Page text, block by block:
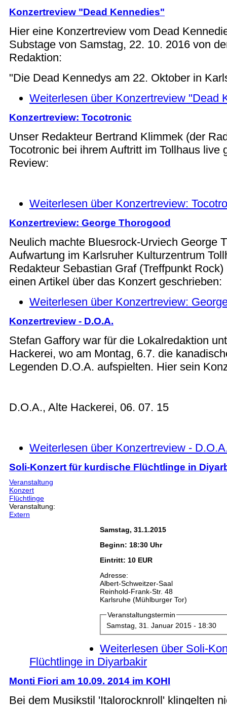
Konzertreview "Dead Kennedies"
Hier eine Konzertreview vom Dead
Substage von Samstag, 22. 10. 2016 von
Redaktion:
"Die Dead Kennedys am 22. Oktober in
Weiterlesen über Konzertreview "Dead
Konzertreview: Tocotronic
Unser Redakteur Bertrand Klimmek (der
Tocotronic bei ihrem Auftritt im Tollhaus live
Review:
Weiterlesen über Konzertreview:
Konzertreview: George Thorogood
Neulich machte Bluesrock-Urviech George
Aufwartung im Karlsruher Kulturzentrum
Redakteur Sebastian Graf (Treffpunkt
einen Artikel über das Konzert geschrieben:
Weiterlesen über Konzertreview:
Konzertreview - D.O.A.
Stefan Gaffory war für die Lokalredaktion
Hackerei, wo am Montag, 6.7. die
Legenden D.O.A. aufspielten. Hier sein
D.O.A., Alte Hackerei, 06. 07. 15
Weiterlesen über Konzertreview -
Soli-Konzert für kurdische Flüchtlinge in
Veranstaltung
Konzert
Flüchtlinge
Veranstaltung:
Extern
Samstag, 31.1.2015
Beginn: 18:30 Uhr
Eintritt: 10 EUR
Adresse:
Albert-Schweitzer-Saal
Reinhold-Frank-Str. 48
Karlsruhe (Mühlburger Tor)
Veranstaltungstermin
Samstag, 31. Januar 2015 - 18:30
Weiterlesen über Soli-
Flüchtlinge in Diyarbakir
Monti Fiori am 10.09. 2014 im KOHI
Bei dem Musikstil 'Italorocknroll' klingelten